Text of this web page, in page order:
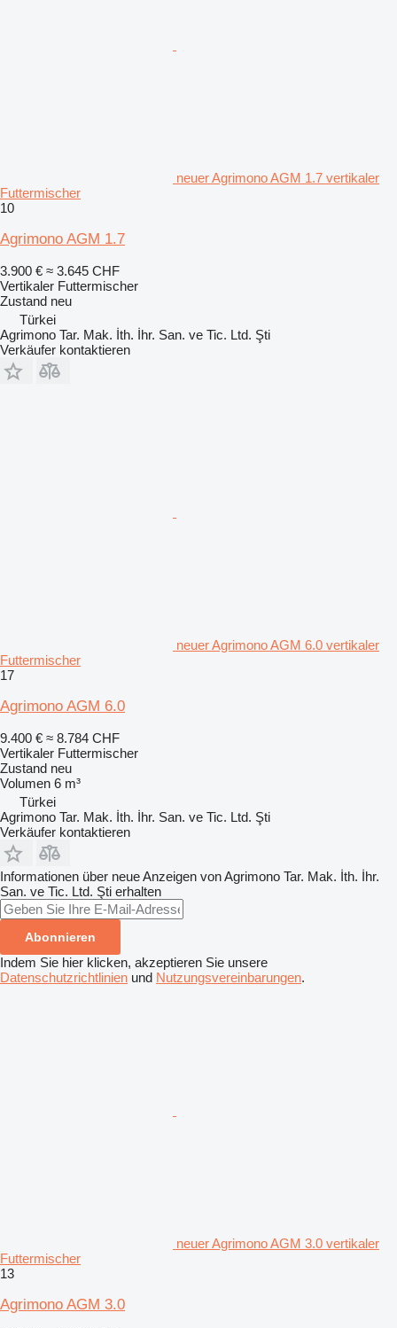
neuer Agrimono AGM 1.7 vertikaler
Futtermischer
10
Agrimono AGM 1.7
3.900 € ≈ 3.645 CHF
Vertikaler Futtermischer
Zustand neu
Türkei
Agrimono Tar. Mak. İth. İhr. San. ve Tic. Ltd. Şti
Verkäufer kontaktieren
neuer Agrimono AGM 6.0 vertikaler
Futtermischer
17
Agrimono AGM 6.0
9.400 € ≈ 8.784 CHF
Vertikaler Futtermischer
Zustand neu
Volumen 6 m³
Türkei
Agrimono Tar. Mak. İth. İhr. San. ve Tic. Ltd. Şti
Verkäufer kontaktieren
Informationen über neue Anzeigen von Agrimono Tar. Mak. İth. İhr.
San. ve Tic. Ltd. Şti erhalten
Abonnieren
Indem Sie hier klicken, akzeptieren Sie unsere
Datenschutzrichtlinien und Nutzungsvereinbarungen.
neuer Agrimono AGM 3.0 vertikaler
Futtermischer
13
Agrimono AGM 3.0